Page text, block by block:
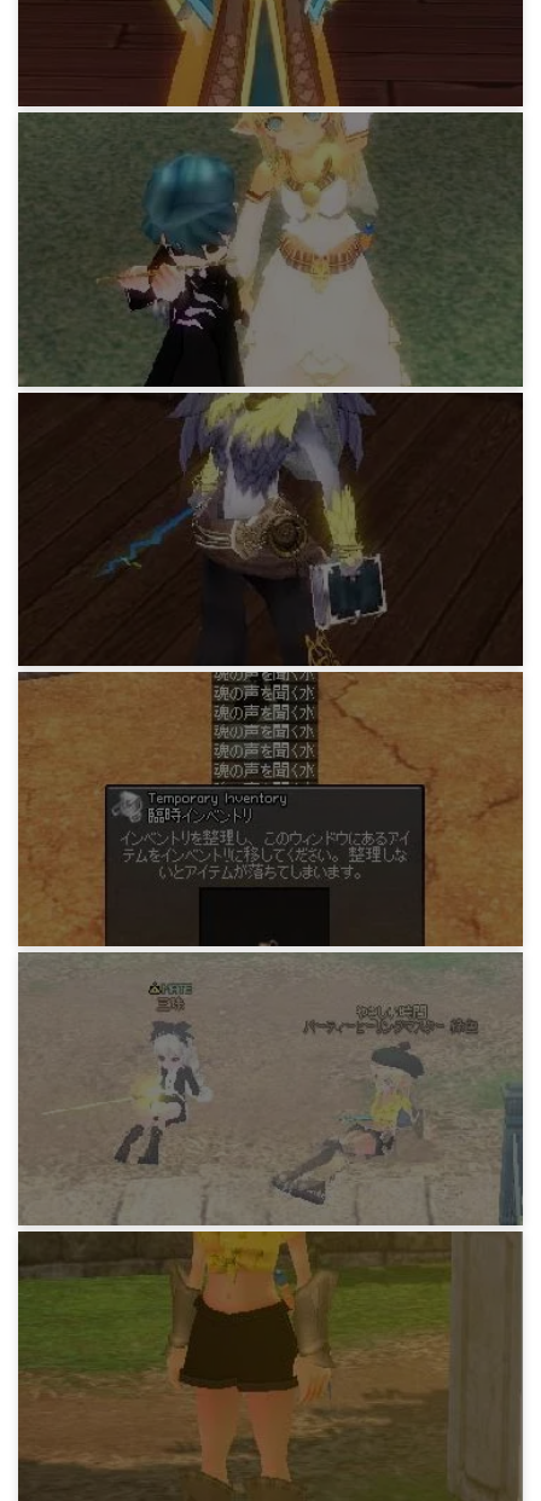
マビノギ日記
シューティングスターローブ
15年前
マビノギ日記
バツサンのみー子(L)
マビノギ日記
ファルコンウェーブ
調合する緑さんたち(L)
16年前
マビノギ日記
マテ宰相と素顔同盟
16年前